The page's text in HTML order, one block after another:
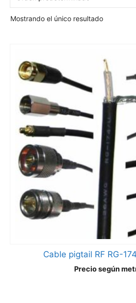
Mostrando el único resultado
Cable pigtail RF RG-
Precio según